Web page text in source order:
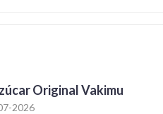
Original Vakimu
2026